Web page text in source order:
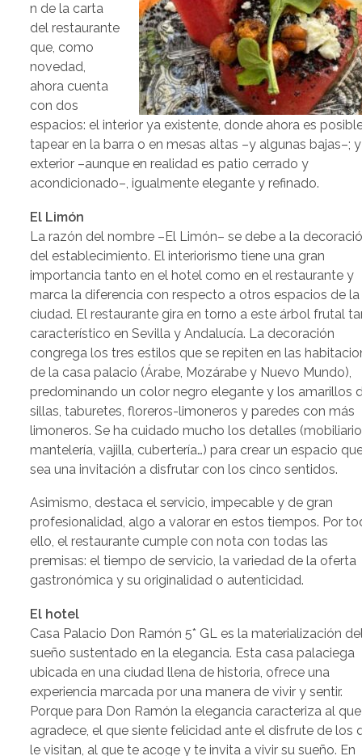
n de la carta
del restaurante
que, como
novedad,
ahora cuenta
con dos
espacios: el interior ya existente, donde ahora es
tapear en la barra o en mesas altas –y algunas bajas–;
exterior –aunque en realidad es patio cerrado y
acondicionado–, igualmente elegante y refinado.
El Limón
La razón del nombre –El Limón– se debe a la
del establecimiento. El interiorismo tiene una gran
importancia tanto en el hotel como en el restaurante y
marca la diferencia con respecto a otros espacios de la
ciudad. El restaurante gira en torno a este árbol frutal
característico en Sevilla y Andalucía. La decoración
congrega los tres estilos que se repiten en las
de la casa palacio (Árabe, Mozárabe y Nuevo Mundo),
predominando un color negro elegante y los amarillos
sillas, taburetes, floreros-limoneros y paredes con más
limoneros. Se ha cuidado mucho los detalles
mantelería, vajilla, cubertería…) para crear un espacio
sea una invitación a disfrutar con los cinco sentidos.
Asimismo, destaca el servicio, impecable y de gran
profesionalidad, algo a valorar en estos tiempos. Por
ello, el restaurante cumple con nota con todas las
premisas: el tiempo de servicio, la variedad de la oferta
gastronómica y su originalidad o autenticidad.
El hotel
Casa Palacio Don Ramón 5* GL es la materialización
sueño sustentado en la elegancia. Esta casa palaciega
ubicada en una ciudad llena de historia, ofrece una
experiencia marcada por una manera de vivir y sentir.
Porque para Don Ramón la elegancia caracteriza al que
agradece, el que siente felicidad ante el disfrute de los
le visitan, al que te acoge y te invita a vivir su sueño. En